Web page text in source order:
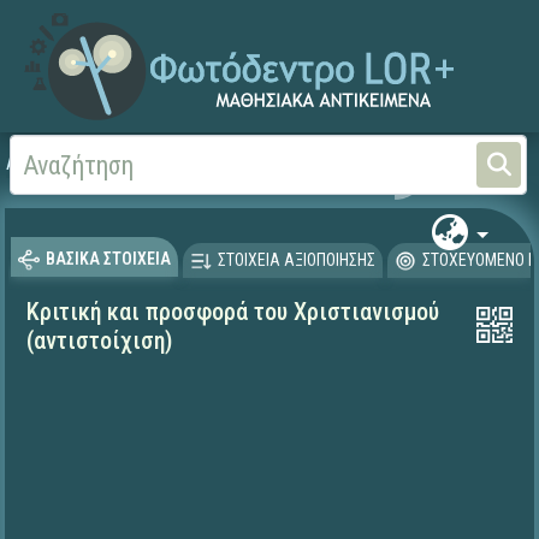
Αρχική
ΒΑΣΙΚΑ ΣΤΟΙΧΕΙΑ ΣΤΟΙΧΕΙΑ ΑΞΙΟΠΟΙΗΣΗΣ ΣΤΟΧΕΥΟΜΕΝΟ
Κριτική και προσφορά του Χριστιανισμού
(αντιστοίχιση)